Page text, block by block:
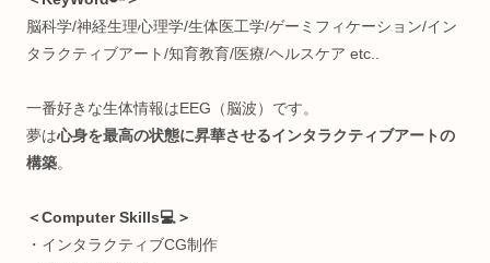
(月間1万PV)
困ったら許して(๑ ❛ ֊ ❛„)
記事内容に不備等ありましたらご連絡ください🙏
Profile:まる。